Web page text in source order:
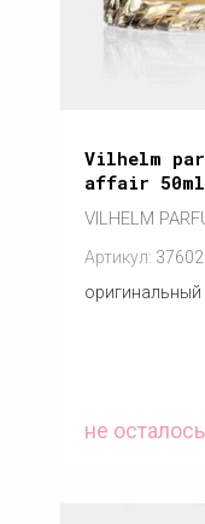
Vilhelm
affair 50ml
VILHELM
Артикул:
не осталось